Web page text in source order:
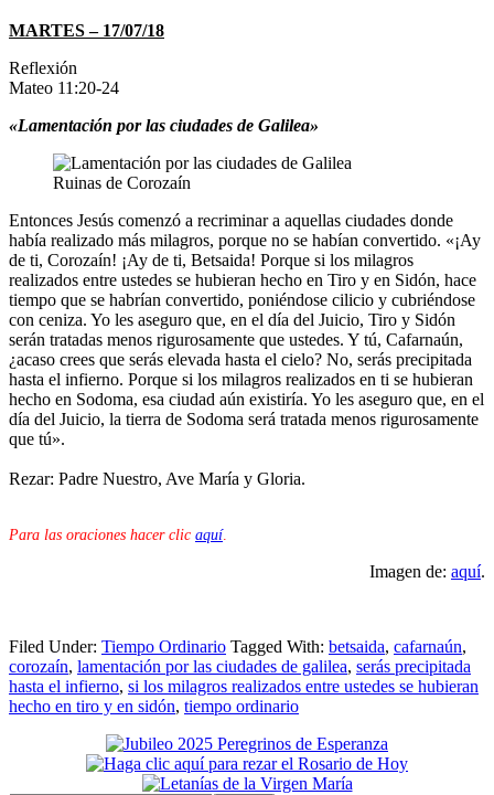
MARTES – 17/07/18
Reflexión
Mateo 11:20-24
«Lamentación por las ciudades de Galilea»
Ruinas de Corozaín
Entonces Jesús comenzó a recriminar a aquellas ciudades donde
había realizado más milagros, porque no se habían convertido. «¡Ay
de ti, Corozaín! ¡Ay de ti, Betsaida! Porque si los milagros
realizados entre ustedes se hubieran hecho en Tiro y en Sidón, hace
tiempo que se habrían convertido, poniéndose cilicio y cubriéndose
con ceniza. Yo les aseguro que, en el día del Juicio, Tiro y Sidón
serán tratadas menos rigurosamente que ustedes. Y tú, Cafarnaún,
¿acaso crees que serás elevada hasta el cielo? No, serás precipitada
hasta el infierno. Porque si los milagros realizados en ti se hubieran
hecho en Sodoma, esa ciudad aún existiría. Yo les aseguro que, en el
día del Juicio, la tierra de Sodoma será tratada menos rigurosamente
que tú».
Rezar: Padre Nuestro, Ave María y Gloria.
Para las oraciones hacer clic aquí.
Imagen de: aquí.
Filed Under: Tiempo Ordinario Tagged With: betsaida, cafarnaún,
corozaín, lamentación por las ciudades de galilea, serás precipitada
hasta el infierno, si los milagros realizados entre ustedes se hubieran
hecho en tiro y en sidón, tiempo ordinario
Primary
Sidebar